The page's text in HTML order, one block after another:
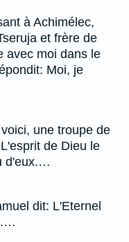
à Achimélec,
et frère de
avec moi dans le
Moi, je
une troupe de
de Dieu le
d'eux.…
dit: L'Eternel